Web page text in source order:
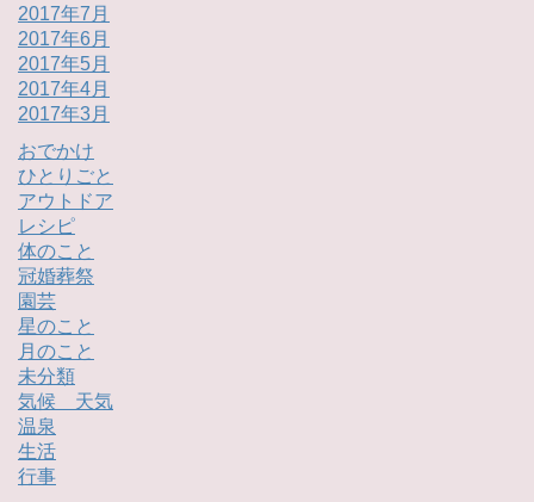
2017年7月
2017年6月
2017年5月
2017年4月
2017年3月
おでかけ
ひとりごと
アウトドア
レシピ
体のこと
冠婚葬祭
園芸
星のこと
月のこと
未分類
気候 天気
温泉
生活
行事